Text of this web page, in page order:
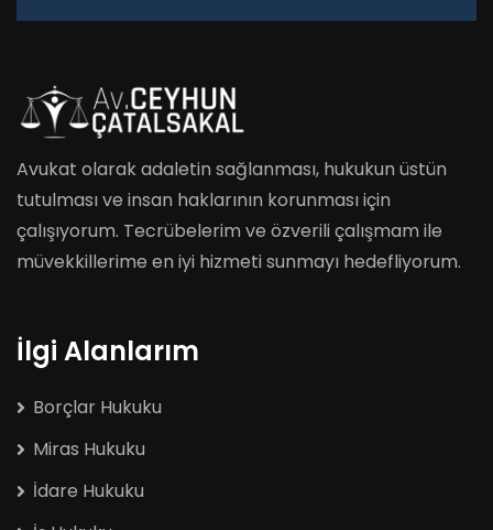
Avukat olarak adaletin sağlanması, hukukun üstün
tutulması ve insan haklarının korunması için
çalışıyorum. Tecrübelerim ve özverili çalışmam ile
müvekkillerime en iyi hizmeti sunmayı hedefliyorum.
İlgi Alanlarım
Borçlar Hukuku
Miras Hukuku
İdare Hukuku